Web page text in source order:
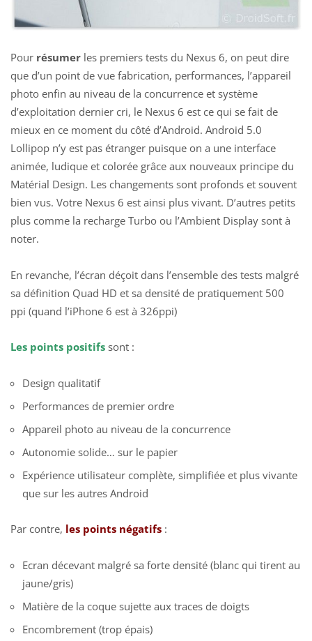
Pour résumer les premiers tests du Nexus 6, on peut dire
que d’un point de vue fabrication, performances, l’appareil
photo enfin au niveau de la concurrence et système
d’exploitation dernier cri, le Nexus 6 est ce qui se fait de
mieux en ce moment du côté d’Android. Android 5.0
Lollipop n’y est pas étranger puisque on a une interface
animée, ludique et colorée grâce aux nouveaux principe du
Matérial Design. Les changements sont profonds et souvent
bien vus. Votre Nexus 6 est ainsi plus vivant. D’autres petits
plus comme la recharge Turbo ou l’Ambient Display sont à
noter.
En revanche, l’écran déçoit dans l’ensemble des tests malgré
sa définition Quad HD et sa densité de pratiquement 500
ppi (quand l’iPhone 6 est à 326ppi)
Les points positifs sont :
Design qualitatif
Performances de premier ordre
Appareil photo au niveau de la concurrence
Autonomie solide… sur le papier
Expérience utilisateur complète, simplifiée et plus vivante
que sur les autres Android
Par contre, les points négatifs :
Ecran décevant malgré sa forte densité (blanc qui tirent au
jaune/gris)
Matière de la coque sujette aux traces de doigts
Encombrement (trop épais)